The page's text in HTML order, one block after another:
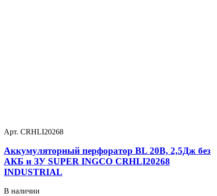
Арт. CRHLI20268
Аккумуляторный перфоратор BL 20В, 2,5Дж без
АКБ и ЗУ SUPER INGCO CRHLI20268
INDUSTRIAL
В наличии